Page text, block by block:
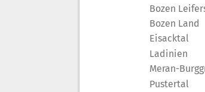
Bozen
Bozen Land
Eisacktal
Ladinien
Meran-
Pustertal